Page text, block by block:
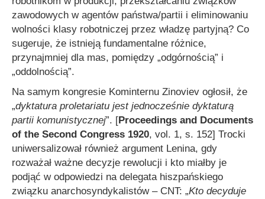
zawodowych w agentów państwa/partii i eliminowaniu
wolności klasy robotniczej przez władzę partyjną? Co
sugeruje, że istnieją fundamentalne różnice,
przynajmniej dla mas, pomiędzy „odgórnością” i
„oddolnością”.
Na samym kongresie Kominternu Zinoviev ogłosił, że
„dyktatura proletariatu jest jednocześnie dyktaturą
partii komunistycznej”. [Proceedings and Documents
of the Second Congress 1920, vol. 1, s. 152] Trocki
uniwersalizował również argument Lenina, gdy
rozważał ważne decyzje rewolucji i kto miałby je
podjąć w odpowiedzi na delegata hiszpańskiego
związku anarchosyndykalistów – CNT: „Kto decyduje